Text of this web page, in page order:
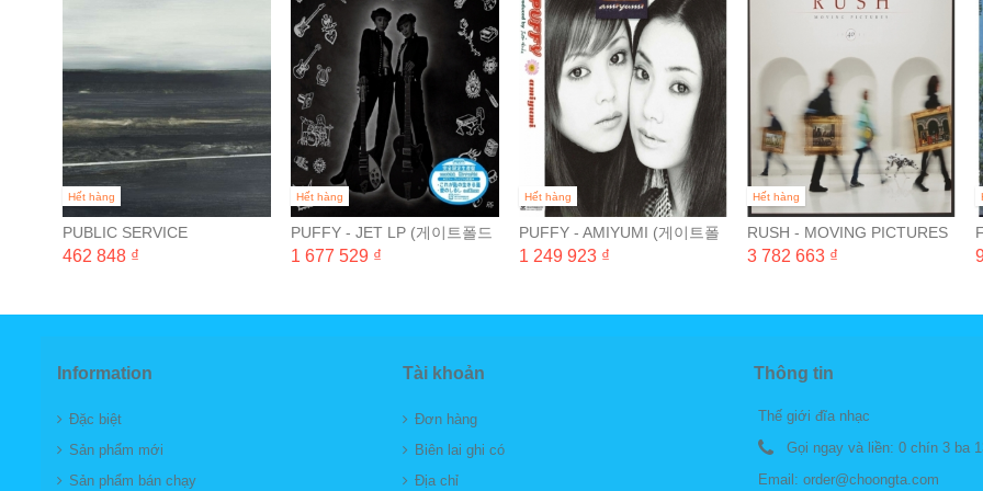
Hết hàng
PUBLIC SERVICE
BROADCASTING - EVERY
462 848 ₫
Hết hàng
PUFFY - JET LP (게이트폴드
완전 일본 생산 한정반) [2LP]
1 677 529 ₫
Hết hàng
PUFFY - AMIYUMI (게이트폴
드 완전 일본 생산 한정반) [LP]
1 249 923 ₫
Hết hàng
RUSH - MOVING PICTURES
(40TH ANNIVERSARY /
3 782 663 ₫
Information
Đặc biệt
Sản phẩm mới
Sản phẩm bán chạy
Tài khoản
Đơn hàng
Biên lai ghi có
Địa chỉ
Thông tin
Thế giới đĩa nhạc
Gọi ngay và liền: 0 chín 3 ba
Email: order@choongta.com